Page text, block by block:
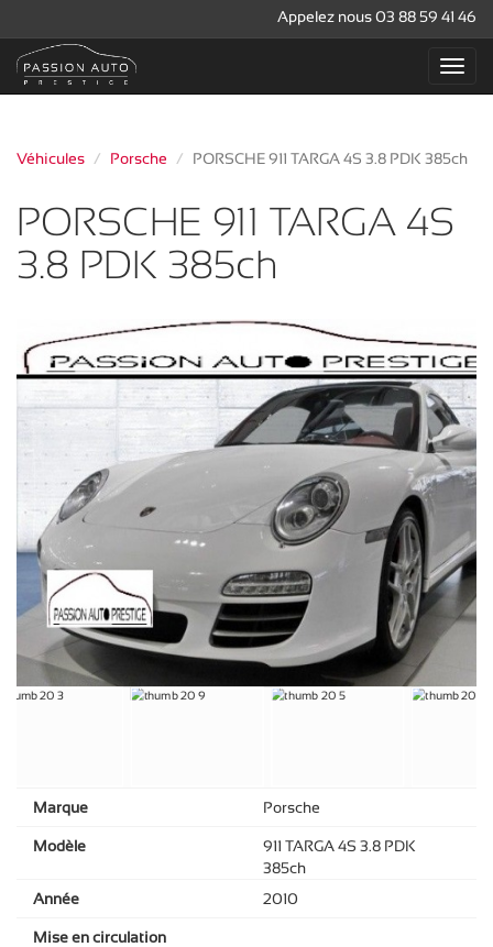
Appelez nous 03 88 59 41 46
Véhicules Porsche PORSCHE 911 TARGA 4S 3.8 PDK 385ch
PORSCHE 911 TARGA 4S
3.8 PDK 385ch
Marque Porsche
Modèle
911 TARGA 4S 3.8 PDK
385ch
Année
2010
Mise en circulation